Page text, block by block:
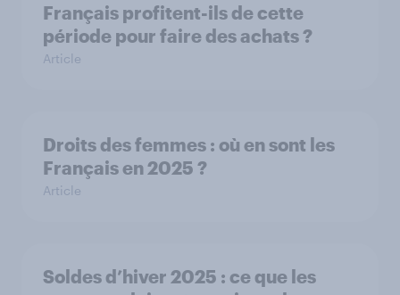
Français profitent-ils de cette
période pour faire des achats ?
Article
Droits des femmes : où en sont les
Français en 2025 ?
Article
Soldes d’hiver 2025 : ce que les